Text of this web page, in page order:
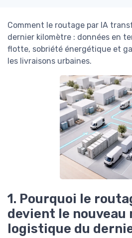
Comment le routage par IA
dernier kilomètre : données en
flotte, sobriété énergétique et
les livraisons urbaines.
1. Pourquoi le
devient le nouveau
logistique du